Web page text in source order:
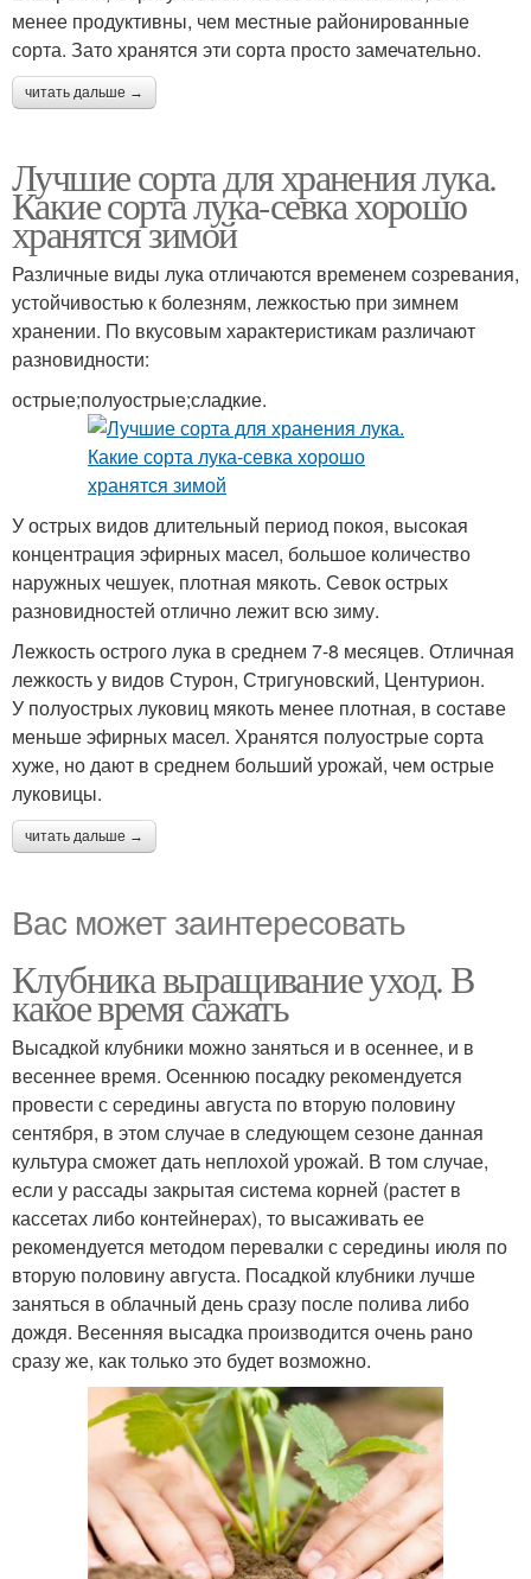
менее продуктивны, чем местные районированные
сорта. Зато хранятся эти сорта просто замечательно.
читать дальше →
Лучшие сорта для хранения лука.
Какие сорта лука-севка хорошо
хранятся зимой
Различные виды лука отличаются временем созревания,
устойчивостью к болезням, лежкостью при зимнем
хранении. По вкусовым характеристикам различают
разновидности:
острые;полуострые;сладкие.
У острых видов длительный период покоя, высокая
концентрация эфирных масел, большое количество
наружных чешуек, плотная мякоть. Севок острых
разновидностей отлично лежит всю зиму.
Лежкость острого лука в среднем 7-8 месяцев. Отличная
лежкость у видов Стурон, Стригуновский, Центурион.
У полуострых луковиц мякоть менее плотная, в составе
меньше эфирных масел. Хранятся полуострые сорта
хуже, но дают в среднем больший урожай, чем острые
луковицы.
читать дальше →
Вас может заинтересовать
Клубника выращивание уход. В
какое время сажать
Высадкой клубники можно заняться и в осеннее, и в
весеннее время. Осеннюю посадку рекомендуется
провести с середины августа по вторую половину
сентября, в этом случае в следующем сезоне данная
культура сможет дать неплохой урожай. В том случае,
если у рассады закрытая система корней (растет в
кассетах либо контейнерах), то высаживать ее
рекомендуется методом перевалки с середины июля по
вторую половину августа. Посадкой клубники лучше
заняться в облачный день сразу после полива либо
дождя. Весенняя высадка производится очень рано
сразу же, как только это будет возможно.